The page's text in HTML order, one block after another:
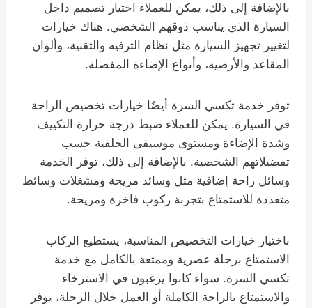
بالإضافة إلى ذلك، يمكن للعملاء اختيار تصميم داخل
السيارة الذي يناسب ذوقهم الشخصي. هناك خيارات
لتغيير تجهيز السيارة مثل نظام الترفيه والتقنية، وألوان
المقاعد والأرضية، وأنواع الإضاءة المفضلة.
توفر خدمة تكسي السرة أيضًا خيارات تخصيص الراحة
في السيارة. يمكن للعملاء ضبط درجة حرارة التكييف
وشدة الإضاءة ومستوى موسيقى الخلفية حسب
تفضيلاتهم الشخصية. بالإضافة إلى ذلك، توفر الخدمة
وسائل راحة إضافية مثل وسائد مريحة ومشغلات وسائط
متعددة للاستمتاع بتجربة ركوب فاخرة ومريحة.
باختيار خيارات التخصيص المناسبة، يستطيع الركاب
الاستمتاع برحلة عصرية وممتعة بالكامل مع خدمة
تكسي السرة. سواء كانوا يرغبون في الاسترخاء
والاستمتاع بالراحة الكاملة أو العمل خلال الرحلة، يوفر